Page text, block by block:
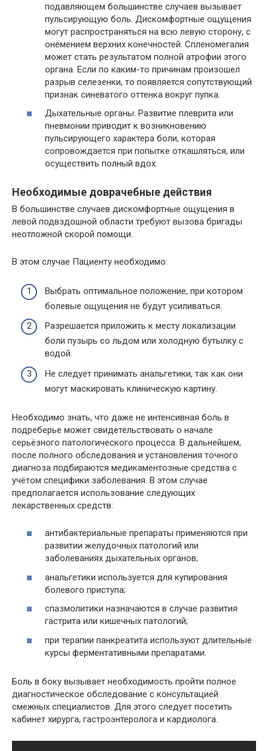
подавляющем большинстве случаев вызывает
пульсирующую боль. Дискомфортные ощущения
могут распространяться на всю левую сторону, с
онемением верхних конечностей. Спленомегалия
может стать результатом полной атрофии этого
органа. Если по каким-то причинам произошел
разрыв селезенки, то появляется сопутствующий
признак синеватого оттенка вокруг пупка.
Дыхательные органы. Развитие плеврита или
пневмонии приводит к возникновению
пульсирующего характера боли, которая
сопровождается при попытке откашляться, или
осуществить полный вдох.
Необходимые доврачебные действия
В большинстве случаев дискомфортные ощущения в
левой подвздошной области требуют вызова бригады
неотложной скорой помощи.
В этом случае Пациенту необходимо:
Выбрать оптимальное положение, при котором
болевые ощущения не будут усиливаться.
Разрешается приложить к месту локализации
боли пузырь со льдом или холодную бутылку с
водой.
Не следует принимать анальгетики, так как они
могут маскировать клиническую картину.
Необходимо знать, что даже не интенсивная боль в
подреберье может свидетельствовать о начале
серьёзного патологического процесса. В дальнейшем,
после полного обследования и установления точного
диагноза подбираются медикаментозные средства с
учётом специфики заболевания. В этом случае
предполагается использование следующих
лекарственных средств:
антибактериальные препараты применяются при
развитии желудочных патологий или
заболеваниях дыхательных органов;
анальгетики используется для купирования
болевого приступа;
спазмолитики назначаются в случае развития
гастрита или кишечных патологий;
при терапии панкреатита используют длительные
курсы ферментативными препаратами.
Боль в боку вызывает необходимость пройти полное
диагностическое обследование с консультацией
смежных специалистов. Для этого следует посетить
кабинет хирурга, гастроэнтеролога и кардиолога.